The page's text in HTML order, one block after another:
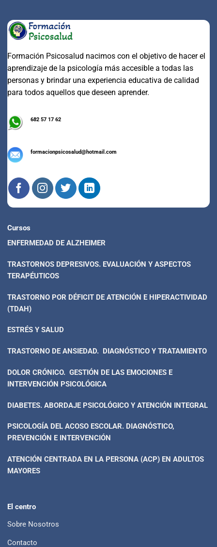
Formación Psicosalud nacimos con el objetivo de hacer el
aprendizaje de la psicología más accesible a todas las
personas y brindar una experiencia educativa de calidad
para todos aquellos que deseen aprender.
682 57 17 62
formacionpsicosalud@hotmail.com
Cursos
ENFERMEDAD DE ALZHEIMER
TRASTORNOS DEPRESIVOS. EVALUACIÓN Y ASPECTOS
TERAPÉUTICOS
TRASTORNO POR DÉFICIT DE ATENCIÓN E HIPERACTIVIDAD
(TDAH)
ESTRÉS Y SALUD
TRASTORNO DE ANSIEDAD. DIAGNÓSTICO Y TRATAMIENTO
DOLOR CRÓNICO. GESTIÓN DE LAS EMOCIONES E
INTERVENCIÓN PSICOLÓGICA
DIABETES. ABORDAJE PSICOLÓGICO Y ATENCIÓN INTEGRAL
PSICOLOGÍA DEL ACOSO ESCOLAR. DIAGNÓSTICO,
PREVENCIÓN E INTERVENCIÓN
ATENCIÓN CENTRADA EN LA PERSONA (ACP) EN ADULTOS
MAYORES
El centro
Sobre Nosotros
Contacto